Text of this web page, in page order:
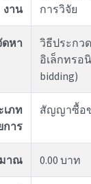
งาน
การวิจัย
หา
วิธีประกว
อิเล็กทรอ
bidding)
เภท
การ
สัญญาซื้อ
าณ 0.00 บาท